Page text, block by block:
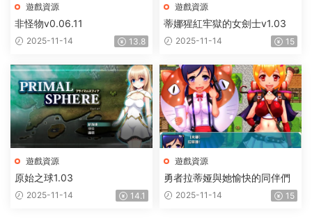
遊戲資源
非怪物v0.06.11
2025-11-14 13.8
遊戲資源
蒂娜猩紅牢獄的女劍士v1.03
2025-11-14 15
遊戲資源
原始之球1.03
2025-11-14 14.1
遊戲資源
勇者拉蒂娅與她愉快的同伴們
2025-11-14 15